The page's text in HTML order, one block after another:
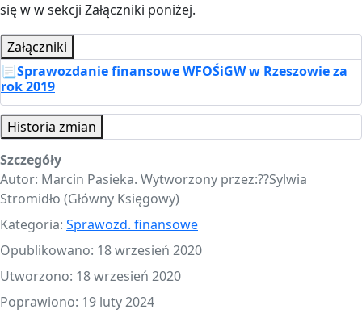
się w w sekcji Załączniki poniżej.
Załączniki
📃Sprawozdanie finansowe WFOŚiGW w Rzeszowie za
rok 2019
Historia zmian
Szczegóły
Autor: Marcin Pasieka. Wytworzony przez:?‍?Sylwia
Stromidło (Główny Księgowy)
Kategoria: Sprawozd. finansowe
Opublikowano: 18 wrzesień 2020
Utworzono: 18 wrzesień 2020
Poprawiono: 19 luty 2024